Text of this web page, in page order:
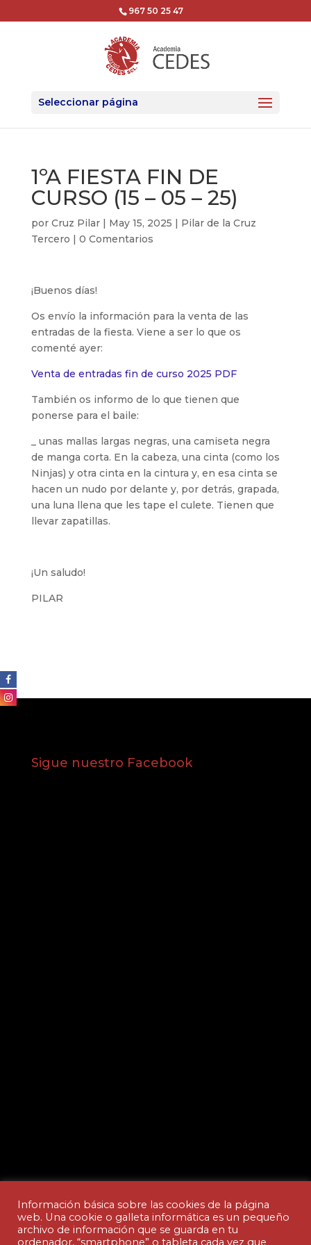
967 50 25 47
Seleccionar página
1ºA FIESTA FIN DE
CURSO (15 – 05 – 25)
por Cruz Pilar| May 15, 2025 | Pilar de la Cruz
Tercero | 0 Comentarios
¡Buenos días!
Os envío la información para la venta de las
entradas de la fiesta. Viene a ser lo que os
comenté ayer:
Venta de entradas fin de curso 2025 PDF
También os informo de lo que tienen que
ponerse para el baile:
_ unas mallas largas negras, una camiseta negra
de manga corta. En la cabeza, una cinta (como los
Ninjas) y otra cinta en la cintura y, en esa cinta se
hacen un nudo por delante y, por detrás, grapada,
una luna llena que les tape el culete. Tienen que
llevar zapatillas.
¡Un saludo!
PILAR
Sigue nuestro Facebook
Información básica sobre las cookies de la página
web. Una cookie o galleta informática es un pequeño
archivo de información que se guarda en tu
ordenador, “smartphone” o tableta cada vez que